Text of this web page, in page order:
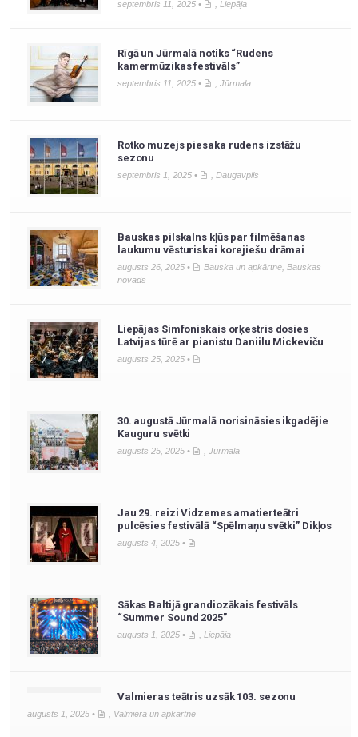
septembris 11, 2025 • , Liepāja
Rīgā un Jūrmalā notiks “Rudens
kamermūzikas festivāls”
septembris 11, 2025 • , Jūrmala
Rotko muzejs piesaka rudens izstāžu
sezonu
septembris 1, 2025 • , Daugavpils
Bauskas pilskalns kļūs par filmēšanas
laukumu vēsturiskai korejiešu drāmai
augusts 26, 2025 • Bauska un apkārtne, Bauskas
novads
Liepājas Simfoniskais orķestris dosies
Latvijas tūrē ar pianistu Daniilu Mickeviču
augusts 25, 2025 •
30. augustā Jūrmalā norisināsies ikgadējie
Kauguru svētki
augusts 25, 2025 • , Jūrmala
Jau 29. reizi Vidzemes amatierteātri
pulcēsies festivālā “Spēlmaņu svētki” Dikļos
augusts 4, 2025 •
Sākas Baltijā grandiozākais festivāls
“Summer Sound 2025”
augusts 1, 2025 • , Liepāja
Valmieras teātris uzsāk 103. sezonu
augusts 1, 2025 • , Valmiera un apkārtne